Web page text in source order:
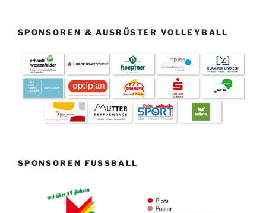
SPONSOREN & AUSRÜSTER VOLLEYBALL
SPONSOREN FUSSBALL